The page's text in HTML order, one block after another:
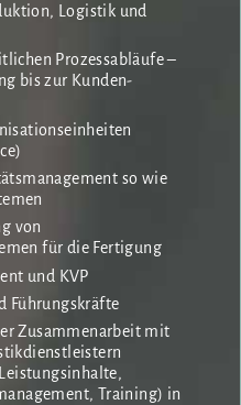
Logistik und
Prozessabläufe –
bis zur Kunden-
so wie
von
für die Fertigung
und KVP
Führungskräfte
Zusammenarbeit mit
Training) in